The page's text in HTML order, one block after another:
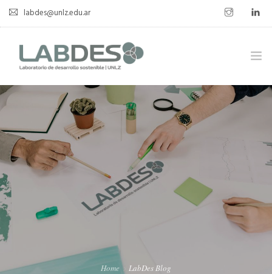
labdes@unlz.edu.ar
SOBRE LABDES
INVESTIGACIÓN
EXPERIENCIA SOSTENIBLE
NOVEDADES
NOTICIAS
Home LabDes Blog